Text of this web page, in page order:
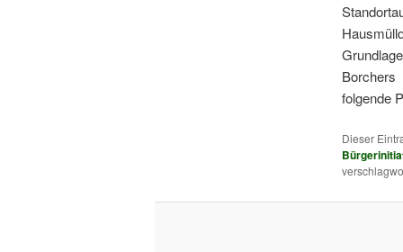
Borchers
folgende
Dieser